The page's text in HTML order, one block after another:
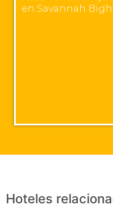
en Savannah
Hoteles